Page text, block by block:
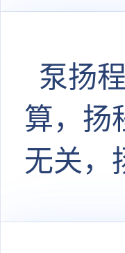
泵扬
算，扬
无关，